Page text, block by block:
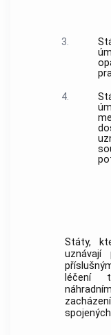
3.
4.
Státy,
léčení